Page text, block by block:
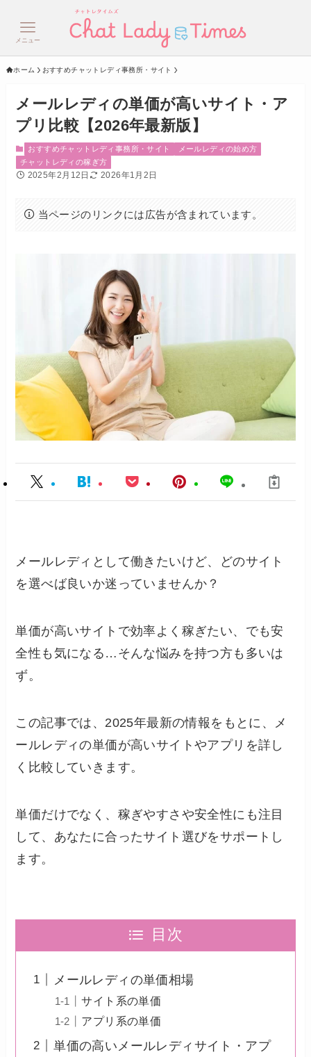
メニュー
ホーム おすすめチャットレディ事務所・サイト
メールレディの単価が高いサイト・ア
プリ比較【2026年最新版】
おすすめチャットレディ事務所・サイト
メールレディの始め方
チャットレディの稼ぎ方
2025年2月12日 2026年1月2日
当ページのリンクには広告が含まれています。
メールレディとして働きたいけど、どのサイト
を選べば良いか迷っていませんか？
単価が高いサイトで効率よく稼ぎたい、でも安
全性も気になる…そんな悩みを持つ方も多いは
ず。
この記事では、2025年最新の情報をもとに、メ
ールレディの単価が高いサイトやアプリを詳し
く比較していきます。
単価だけでなく、稼ぎやすさや安全性にも注目
して、あなたに合ったサイト選びをサポートし
ます。
目次
メールレディの単価相場
サイト系の単価
アプリ系の単価
単価の高いメールレディサイト・アプ